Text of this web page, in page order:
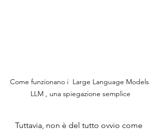
Come funzionano i  Large Language Models
LLM , una spiegazione semplice
Tuttavia, non è del tutto ovvio come